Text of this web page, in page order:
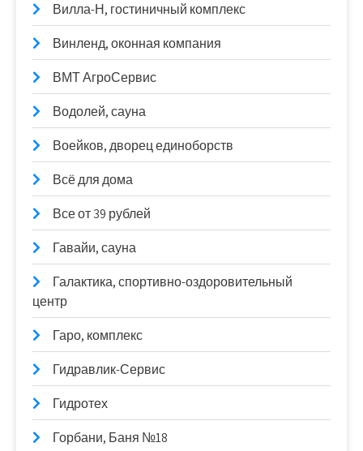
Вилла-Н, гостиничный комплекс
Винленд, оконная компания
ВМТ АгроСервис
Водолей, сауна
Воейков, дворец единоборств
Всё для дома
Все от 39 рублей
Гавайи, сауна
Галактика, спортивно-оздоровительный
центр
Гаро, комплекс
Гидравлик-Сервис
Гидротех
Горбани, Баня №18